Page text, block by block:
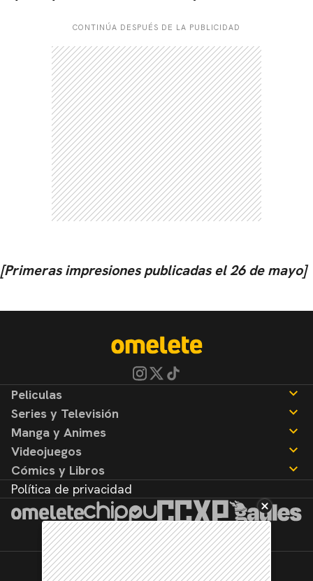
CONTINÚA DESPUÉS DE LA PUBLICIDAD
[Primeras impresiones publicadas el 26 de mayo]
Peliculas
Reseñas
Series y Televisión
Noticias
Reseñas
Manga y Animes
Noticias
Reseñas
Videojuegos
Noticias
Reseñas
Cómics y Libros
Noticias
Reseñas
Política de privacidad
©2026. Todos los derechos reservados.